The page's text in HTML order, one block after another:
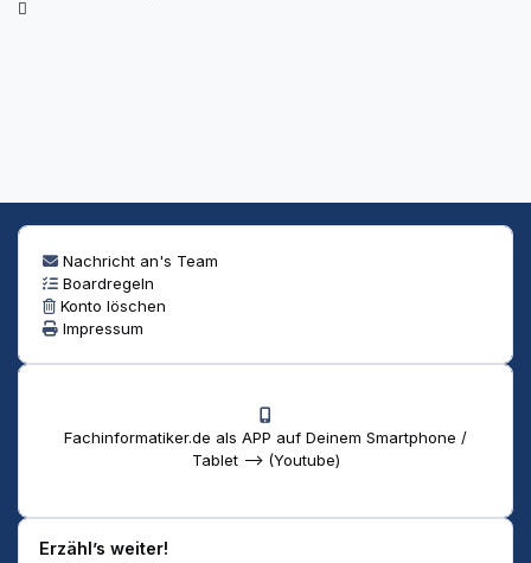
Nachricht an's Team
Boardregeln
Konto löschen
Impressum
Fachinformatiker.de als APP auf Deinem Smartphone /
Tablet --> (Youtube)
Erzähl’s weiter!